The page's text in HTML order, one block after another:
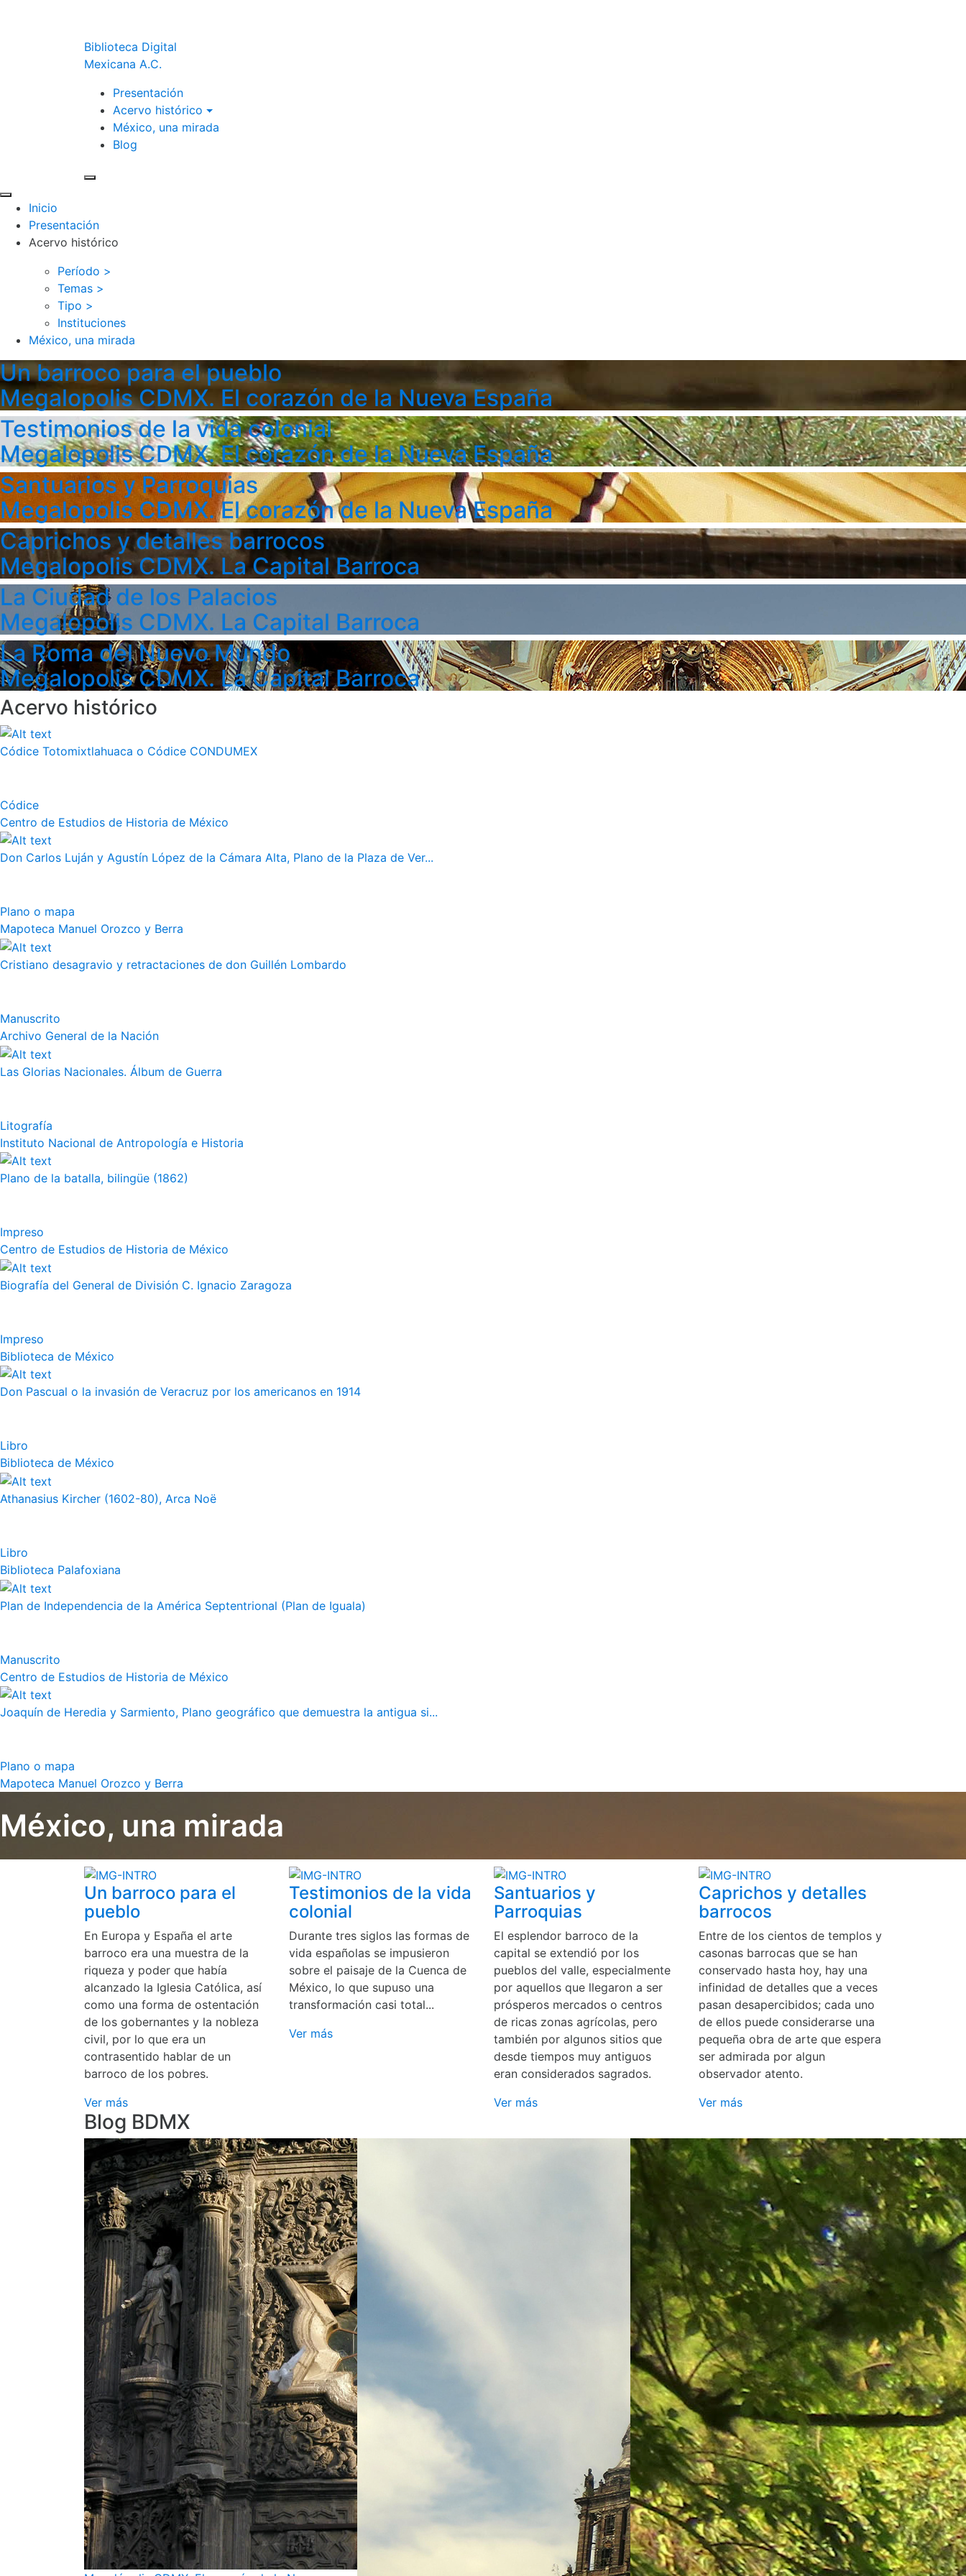
Biblioteca Digital
Mexicana A.C.
Presentación
Acervo histórico
México, una mirada
Blog
Inicio
Presentación
Acervo histórico
Período >
Temas >
Tipo >
Instituciones
México, una mirada
Un barroco para el pueblo
Megalopolis CDMX. El corazón de la Nueva España
Testimonios de la vida colonial
Megalopolis CDMX. El corazón de la Nueva España
Santuarios y Parroquias
Megalopolis CDMX. El corazón de la Nueva España
Caprichos y detalles barrocos
Megalopolis CDMX. La Capital Barroca
La Ciudad de los Palacios
Megalopolis CDMX. La Capital Barroca
La Roma del Nuevo Mundo
Megalopolis CDMX. La Capital Barroca
Acervo histórico
Códice Totomixtlahuaca o Códice CONDUMEX
Códice
Centro de Estudios de Historia de México
Don Carlos Luján y Agustín López de la Cámara Alta, Plano de la Plaza de Ver...
Plano o mapa
Mapoteca Manuel Orozco y Berra
Cristiano desagravio y retractaciones de don Guillén Lombardo
Manuscrito
Archivo General de la Nación
Las Glorias Nacionales. Álbum de Guerra
Litografía
Instituto Nacional de Antropología e Historia
Plano de la batalla, bilingüe (1862)
Impreso
Centro de Estudios de Historia de México
Biografía del General de División C. Ignacio Zaragoza
Impreso
Biblioteca de México
Don Pascual o la invasión de Veracruz por los americanos en 1914
Libro
Biblioteca de México
Athanasius Kircher (1602-80), Arca Noë
Libro
Biblioteca Palafoxiana
Plan de Independencia de la América Septentrional (Plan de Iguala)
Manuscrito
Centro de Estudios de Historia de México
Joaquín de Heredia y Sarmiento, Plano geográfico que demuestra la antigua si...
Plano o mapa
Mapoteca Manuel Orozco y Berra
México, una mirada
Un barroco para el
pueblo
En Europa y España el arte
barroco era una muestra de la
riqueza y poder que había
alcanzado la Iglesia Católica, así
como una forma de ostentación
de los gobernantes y la nobleza
civil, por lo que era un
contrasentido hablar de un
barroco de los pobres.
Ver más
Testimonios de la vida
colonial
Durante tres siglos las formas de
vida españolas se impusieron
sobre el paisaje de la Cuenca de
México, lo que supuso una
transformación casi total...
Ver más
Santuarios y
Parroquias
El esplendor barroco de la
capital se extendió por los
pueblos del valle, especialmente
por aquellos que llegaron a ser
prósperos mercados o centros
de ricas zonas agrícolas, pero
también por algunos sitios que
desde tiempos muy antiguos
eran considerados sagrados.
Ver más
Caprichos y detalles
barrocos
Entre de los cientos de templos y
casonas barrocas que se han
conservado hasta hoy, hay una
infinidad de detalles que a veces
pasan desapercibidos; cada uno
de ellos puede considerarse una
pequeña obra de arte que espera
ser admirada por algun
observador atento.
Ver más
Blog BDMX